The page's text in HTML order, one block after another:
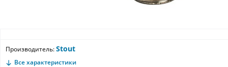
Производитель:Stout
Все характеристики